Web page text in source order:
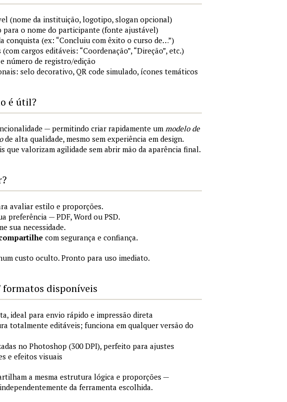
(nome da instituição, logotipo, slogan opcional)
para o nome do participante (fonte ajustável)
conquista (ex: “Concluiu com êxito o curso de…”)
cargos editáveis: “Coordenação”, “Direção”, etc.)
número de registro/edição
selo decorativo, QR code simulado, ícones temáticos
é útil?
— permitindo criar rapidamente um modelo de
de alta qualidade, mesmo sem experiência em design.
que valorizam agilidade sem abrir mão da aparência final.
avaliar estilo e proporções.
preferência — PDF, Word ou PSD.
sua necessidade.
com segurança e confiança.
custo oculto. Pronto para uso imediato.
disponíveis
ideal para envio rápido e impressão direta
totalmente editáveis; funciona em qualquer versão do
no Photoshop (300 DPI), perfeito para ajustes
e efeitos visuais
a mesma estrutura lógica e proporções —
da ferramenta escolhida.